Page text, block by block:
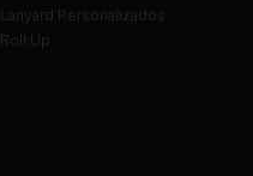
Lanyard Personalizados
Roll Up